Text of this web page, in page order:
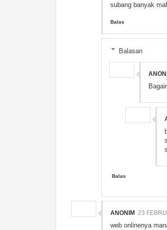
subang banyak
Balas
Balasan
Balas
ANONIM 23
web onlinenya